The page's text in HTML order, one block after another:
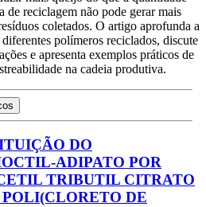
de reciclagem não pode gerar mais
coletados. O artigo aprofunda a
polímeros reciclados, discute
e apresenta exemplos práticos de
na cadeia produtiva.
DO
ADIPATO POR
TRIBUTIL CITRATO
DE